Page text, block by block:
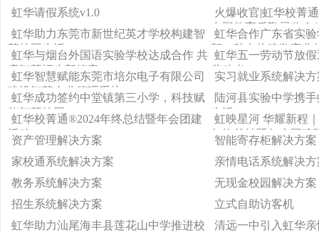
虹华请假系统v1.0
火爆收官|虹华校菁
中国教育后勤展览会
虹华助力‌东莞市新世纪英才学校构建智
慧校园生活
虹华合作广东省实
部，助力构建数字化
虹华与烟台外国语实验学校达成合作 共
启智慧招生新篇章
虹华五一劳动节放
劳动者！
虹华智慧赋能东莞市培尔电子有限公司
建设智慧企业管理系统
实习就业系统解决方
虹华成功签约中堂镇第三小学，科技赋
能智慧校园
陆河县实验中学携
生活
虹华校菁通®2024年终总结暨年会团建
活动
虹映星河 华耀新程
年终总结暨年会团建
资产管理解决方案
智能寄存柜解决方案
家校通系统解决方案
亲情电话系统解决方
教务系统解决方案
无现金校园解决方案
招生系统解决方案
立式自助访客机
虹华助力汕尾海丰县莲花山中学推进校
清远一中引入虹华